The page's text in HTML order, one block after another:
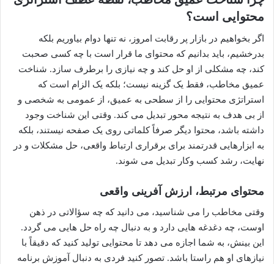
محتوایی است؟
اگر بخواهیم در بازار پر رقابت امروز، نه تنها دوام بیاوریم بلکه
بدرخشیم، باید بدانیم که محتوای ما قرار است با چه کسی صحبت
کند، چه مشکلی از او حل کند و چه نیازی را برطرف سازد. شناخت
عمیق مخاطب، فقط یک گزینه نیست؛ بلکه یک الزام است که
استراتژی محتوایی را از سطحی به عمیق، از عمومی به شخصی و
از بی هدف به نتیجه محور تبدیل می کند. وقتی این شناخت وجود
داشته باشد، محتوا دیگر صرفاً کلماتی روی یک صفحه نیستند، بلکه
به ابزارهایی قدرتمند برای برقراری ارتباط واقعی، حل مشکلات و در
نهایت، رشد کسب وکار تبدیل می شوند.
محتوای مرتبط، ارزش آفرینی واقعی
وقتی مخاطب را می شناسید، می دانید که چه سؤالاتی در ذهن
اوست، چه دغدغه هایی دارد و به دنبال چه راه حل هایی می گردد.
این بینش، به شما اجازه می دهد تا محتوایی تولید کنید که دقیقاً با
نیازهای او هم راستا باشد. تصور کنید فردی به دنبال آموزش برنامه